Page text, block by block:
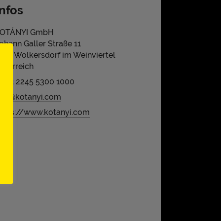
GmbH
Galler Straße 11
2120 Wolkersdorf im Weinviertel
Österreich
0043 2245 5300 1000
info@kotanyi.com
https://www.kotanyi.com